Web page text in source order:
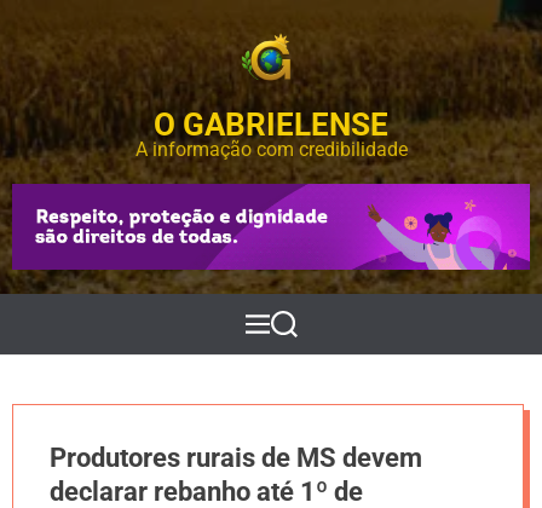
t
o
o
n
t
e
O GABRIELENSE
A informação com credibilidade
M
e
P
e
s
r
Produtores rurais de MS devem
declarar rebanho até 1º de